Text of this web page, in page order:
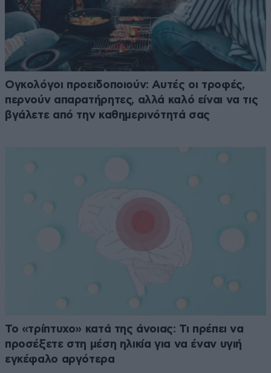
Ογκολόγοι προειδοποιούν: Αυτές οι τροφές,
περνούν απαρατήρητες, αλλά καλό είναι να τις
βγάλετε από την καθημερινότητά σας
Το «τρίπτυχο» κατά της άνοιας: Τι πρέπει να
προσέξετε στη μέση ηλικία για να έναν υγιή
εγκέφαλο αργότερα